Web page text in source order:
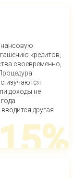
кредитов,
своевременно,
изучаются
доходы не
другая
15%